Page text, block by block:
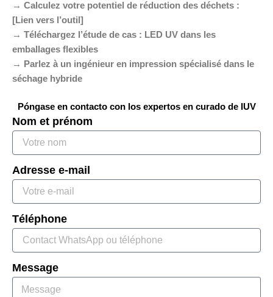
→ Calculez votre potentiel de réduction des déchets :
[Lien vers l’outil]
→ Téléchargez l’étude de cas : LED UV dans les
emballages flexibles
→ Parlez à un ingénieur en impression spécialisé dans le
séchage hybride
Póngase en contacto con los expertos en curado de IUV
Nom et prénom
Adresse e-mail
Téléphone
Message